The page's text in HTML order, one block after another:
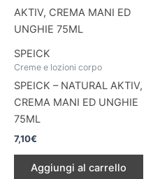
SPEICK
Creme e lozioni corpo
SPEICK – NATURAL AKTIV,
CREMA MANI ED UNGHIE
75ML
7,10€
Aggiungi al carrello